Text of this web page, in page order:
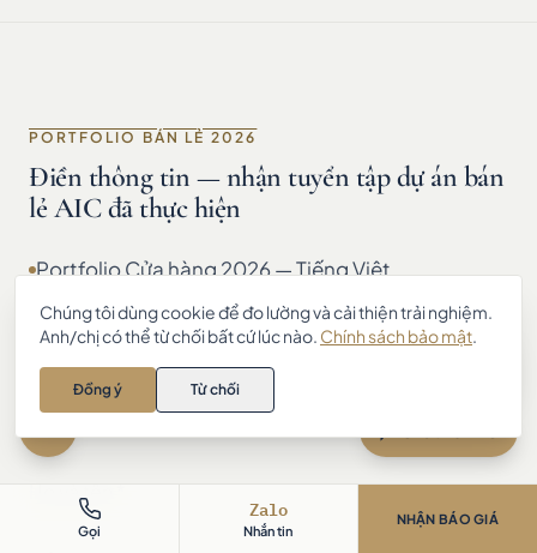
PORTFOLIO BÁN LẺ 2026
Điền thông tin — nhận tuyển tập dự án bán
lẻ AIC đã thực hiện
Portfolio Cửa hàng 2026 — Tiếng Việt
Store Portfolio 2026 — English
KHÔNG SPAM · CHỈ DÙNG ĐỂ GỬI HỒ SƠ & TƯ VẤN
Gọi
Zalo
Nhắn tin
NHẬN BÁO GIÁ
Anh/chị cần tư vấn thiết kế – thi
công nội thất? Chat với AIC 👋
Chúng tôi dùng cookie để đo lường và cải thiện trải nghiệm.
Anh/chị có thể từ chối bất cứ lúc nào. Chính sách bảo mật.
Đồng ý Từ chối